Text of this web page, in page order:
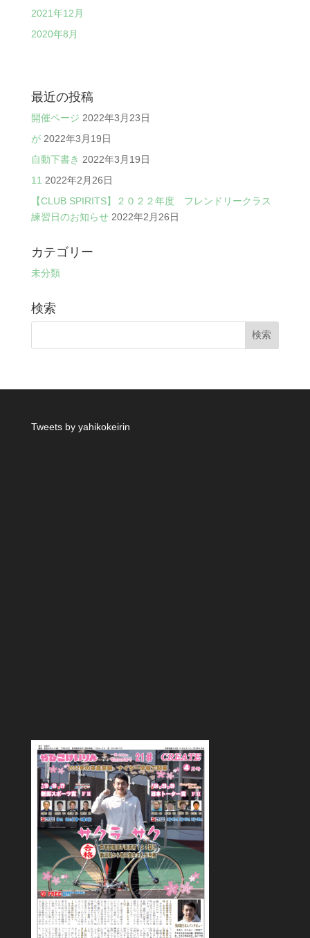
2021年12月
2020年8月
最近の投稿
開催ページ 2022年3月23日
が 2022年3月19日
自動下書き 2022年3月19日
11 2022年2月26日
【CLUB SPIRITS】２０２２年度 フレンドリークラス
練習日のお知らせ 2022年2月26日
カテゴリー
未分類
検索
Tweets by yahikokeirin